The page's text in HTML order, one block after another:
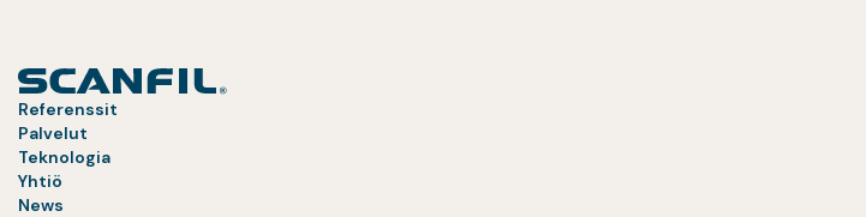
Referenssit
Palvelut
Teknologia
Yhtiö
News